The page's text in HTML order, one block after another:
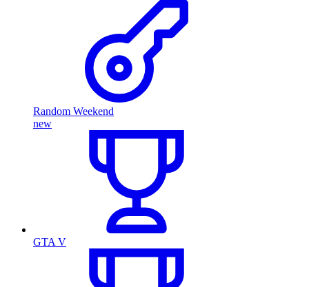
Random Weekend
new
GTA V